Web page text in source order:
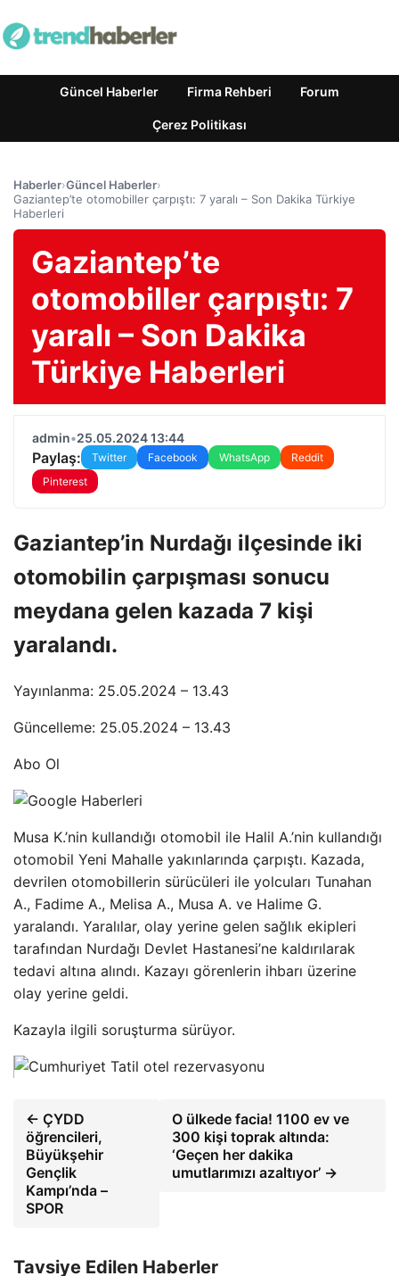
Güncel Haberler Firma Rehberi Forum
Çerez Politikası
Haberler›Güncel Haberler›
Gaziantep’te otomobiller çarpıştı: 7 yaralı – Son Dakika Türkiye
Haberleri
Gaziantep’te
otomobiller çarpıştı: 7
yaralı – Son Dakika
Türkiye Haberleri
admin•25.05.2024 13:44
Paylaş: Twitter Facebook WhatsApp
Reddit
Pinterest
Gaziantep’in Nurdağı ilçesinde iki
otomobilin çarpışması sonucu
meydana gelen kazada 7 kişi
yaralandı.
Yayınlanma: 25.05.2024 – 13.43
Güncelleme: 25.05.2024 – 13.43
Abo Ol
Musa K.’nin kullandığı otomobil ile Halil A.’nin kullandığı
otomobil Yeni Mahalle yakınlarında çarpıştı. Kazada,
devrilen otomobillerin sürücüleri ile yolcuları Tunahan
A., Fadime A., Melisa A., Musa A. ve Halime G.
yaralandı. Yaralılar, olay yerine gelen sağlık ekipleri
tarafından Nurdağı Devlet Hastanesi’ne kaldırılarak
tedavi altına alındı. Kazayı görenlerin ihbarı üzerine
olay yerine geldi.
Kazayla ilgili soruşturma sürüyor.
← ÇYDD
öğrencileri,
Büyükşehir
Gençlik
Kampı’nda –
SPOR
O ülkede facia! 1100 ev ve
300 kişi toprak altında:
‘Geçen her dakika
umutlarımızı azaltıyor’ →
Tavsiye Edilen Haberler